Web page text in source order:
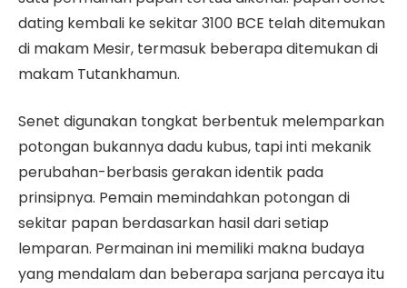
dating kembali ke sekitar 3100 BCE telah ditemukan
di makam Mesir, termasuk beberapa ditemukan di
makam Tutankhamun.
Senet digunakan tongkat berbentuk melemparkan
potongan bukannya dadu kubus, tapi inti mekanik
perubahan-berbasis gerakan identik pada
prinsipnya. Pemain memindahkan potongan di
sekitar papan berdasarkan hasil dari setiap
lemparan. Permainan ini memiliki makna budaya
yang mendalam dan beberapa sarjana percaya itu